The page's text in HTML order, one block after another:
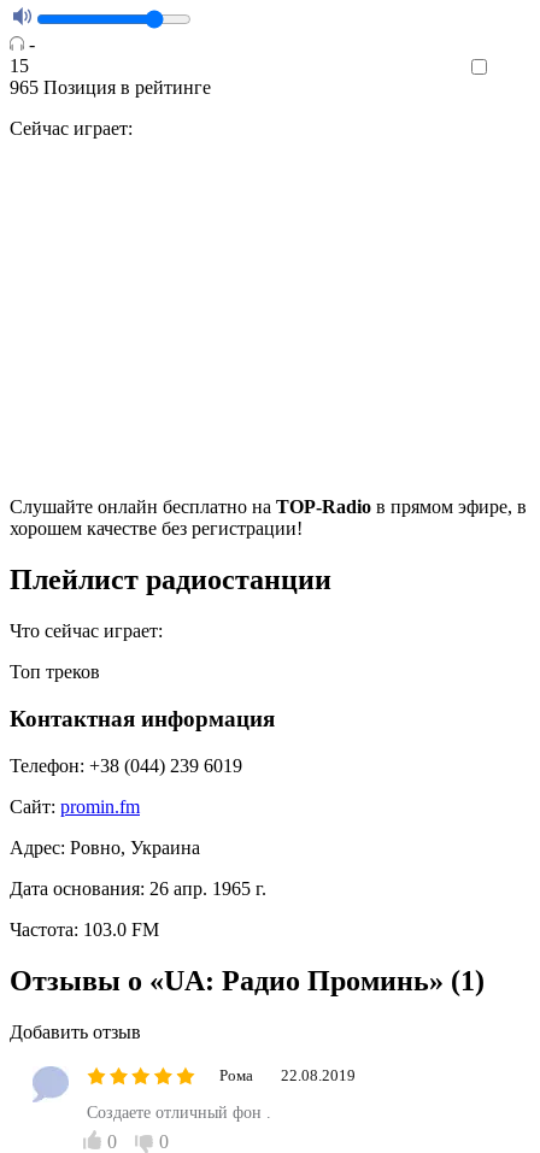
-
15
965 Позиция в рейтинге
Сейчас играет:
Cлушайте онлайн бесплатно на TOP-Radio в прямом эфире, в
хорошем качестве без регистрации!
Плейлист радиостанции
Что сейчас играет:
Топ треков
Контактная информация
Телефон: +38 (044) 239 6019
Сайт: promin.fm
Адрес: Ровно, Украина
Дата основания: 26 апр. 1965 г.
Частота: 103.0 FM
Отзывы о «UA: Радио Проминь» (1)
Добавить отзыв
Рома 22.08.2019
Создаете отличный фон .
0 0